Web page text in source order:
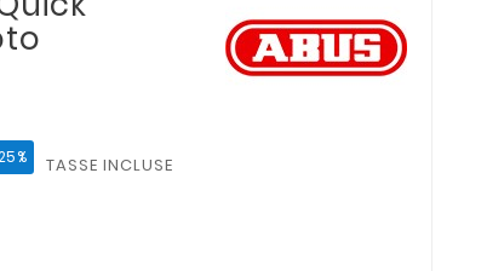
TASSE INCLUSE